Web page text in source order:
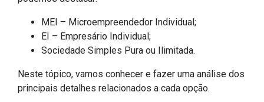
MEI – Microempreendedor Individual;
EI – Empresário Individual;
Sociedade Simples Pura ou Ilimitada.
Neste tópico, vamos conhecer e fazer uma análise dos
principais detalhes relacionados a cada opção.